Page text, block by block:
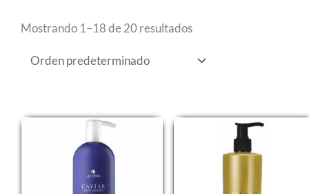
Mostrando 1–18 de 20 resultados